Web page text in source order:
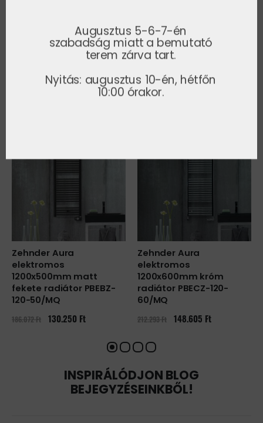
KÉSZLETRŐL RENDELHETŐ
MODELLEK
1-5 napos országos házhozszállítással!
Zehnder Aura
elektromos
1200x500mm matt
fekete radiátor PBEBZ-
120-50/MQ
186.072Ft Original
price
130.250 FtCurrent
price
130.250 Ft.
Zehnder Aura
elektromos
1200x600mm króm
radiátor PBECZ-120-
60/MQ
212.293Ft Original
price
148.605 FtCurrent
price
INSPIRÁLÓDJON BLOG
BEJEGYZÉSEINKBŐL!
Augusztus 5-6-7-én
szabadság miatt a bemutató
terem zárva tart.
Nyitás: augusztus 10-én, hétfőn
10:00 órakor.